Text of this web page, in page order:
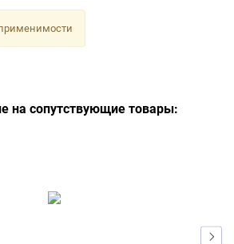
на сопутствующие товары: